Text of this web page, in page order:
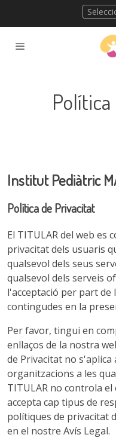
Institut Pediàtric
Política de Privacitat
El TITULAR del web es
privacitat dels usuaris
qualsevol dels seus
qualsevol dels serveis
l'acceptació per part de
contingudes en la
Per favor, tingui en
enllaços de la nostra
de Privacitat no s'aplica
organitzacions a les
TITULAR no controla
accepta cap tipus de
polítiques de privacitat
en el nostre Avís Legal.